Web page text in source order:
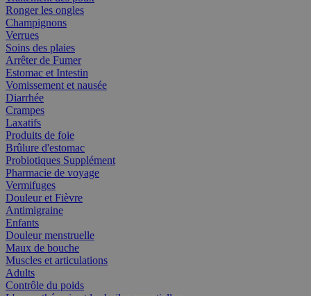
Ronger les ongles
Champignons
Verrues
Soins des plaies
Arrêter de Fumer
Estomac et Intestin
Vomissement et nausée
Diarrhée
Crampes
Laxatifs
Produits de foie
Brûlure d'estomac
Probiotiques Supplément
Pharmacie de voyage
Vermifuges
Douleur et Fièvre
Antimigraine
Enfants
Douleur menstruelle
Maux de bouche
Muscles et articulations
Adults
Contrôle du poids